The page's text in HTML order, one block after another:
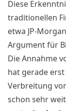
Diese
traditionellen
etwa JP-
Argument für
Die Annahme
hat gerade
Verbreitung
schon sehr